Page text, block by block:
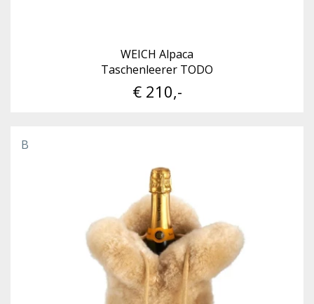
WEICH Alpaca
Taschenleerer TODO
€ 210,-
B